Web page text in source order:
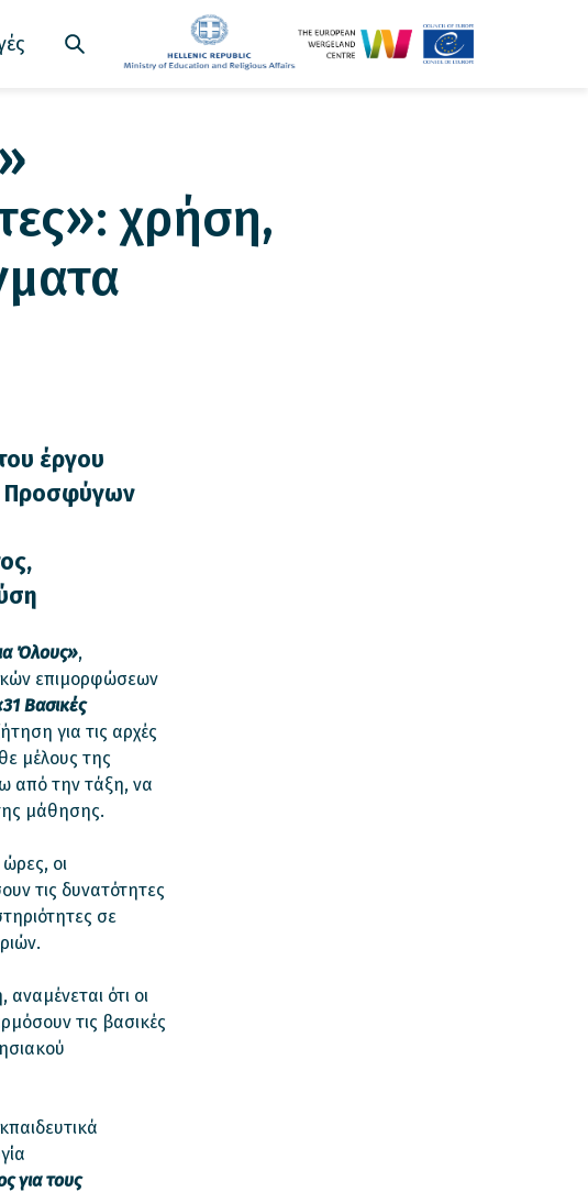
χρήση,
έργου
Προσφύγων
Όλους»,
επιμορφώσεων
Βασικές
για τις αρχές
μέλους της
από την τάξη, να
μάθησης.
οι
τις δυνατότητες
σε
ότι οι
τις βασικές
για τους